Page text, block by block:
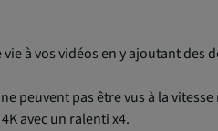
à vos vidéos en y ajoutant
peuvent pas être vus à la
avec un ralenti x4.